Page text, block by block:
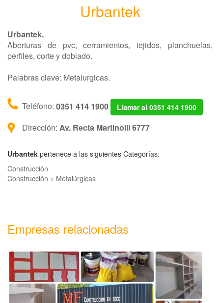
Urbantek
Urbantek.
Aberturas de pvc, cerramientos, tejidos, planchuelas,
perfiles, corte y doblado.
Palabras clave: Metalurgicas.
Teléfono: 0351 414 1900 Llamar al 0351 414 1900
Dirección: Av. Recta Martinolli 6777
Urbantek pertenece a las siguientes Categorías:
Construcción
Construcción > Metalúrgicas
Empresas relacionadas